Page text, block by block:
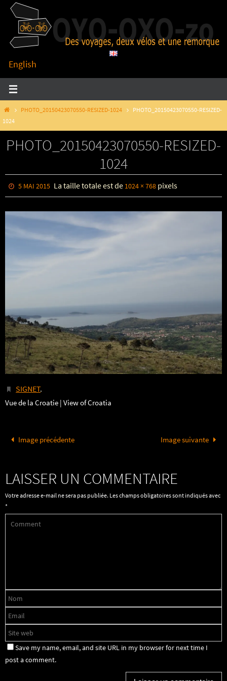
Passer
contenu
English
HOMEPHOTO_20150423070550-RESIZED-1024
PHOTO_20150423070550-RESIZED-
1024
PHOTO_20150423070550-RESIZED-
1024
5 MAI 2015 La taille totale est de 1024 × 768 pixels
SIGNET.
Vue de la Croatie | View of Croatia
Image précédente Image suivante
LAISSER UN COMMENTAIRE
Votre adresse e-mail ne sera pas publiée. Les champs obligatoires sont indiqués avec
*
Save my name, email, and site URL in my browser for next time I
post a comment.